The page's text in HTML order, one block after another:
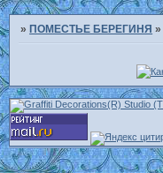
» ПОМЕСТЬЕ БЕРЕГИНЯ »